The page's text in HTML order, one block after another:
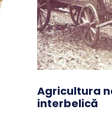
Agricultura
interbelică